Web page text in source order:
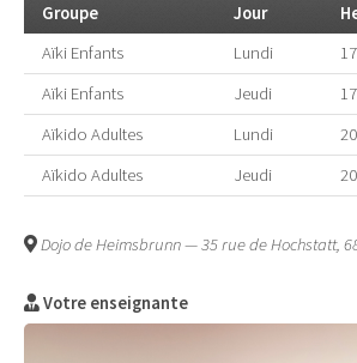
Groupe
Jour
Aïki Enfants
Lundi
Aïki Enfants
Jeudi
Aïkido Adultes
Lundi
Aïkido Adultes
Jeudi
Dojo de Heimsbrunn — 35 rue de Hochstatt,
Votre enseignante